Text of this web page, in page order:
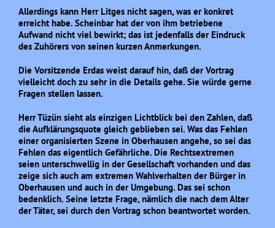
Allerdings kann Herr Litges nicht sagen, was er konkret
erreicht habe. Scheinbar hat der von ihm betriebene
Aufwand nicht viel bewirkt; das ist jedenfalls der Eindruck
des Zuhörers von seinen kurzen Anmerkungen.
Die Vorsitzende Erdas weist darauf hin, daß der Vortrag
vielleicht doch zu sehr in die Details gehe. Sie würde gerne
Fragen stellen lassen.
Herr Tüzün sieht als einzigen Lichtblick bei den Zahlen, daß
die Aufklärungsquote gleich geblieben sei. Was das Fehlen
einer organisierten Szene in Oberhausen angehe, so sei das
Fehlen das eigentlich Gefährliche. Die Rechtsextremen
seien unterschwellig in der Gesellschaft vorhanden und das
zeige sich auch am extremen Wahlverhalten der Bürger in
Oberhausen und auch in der Umgebung. Das sei schon
bedenklich. Seine letzte Frage, nämlich die nach dem Alter
der Täter, sei durch den Vortrag schon beantwortet worden.